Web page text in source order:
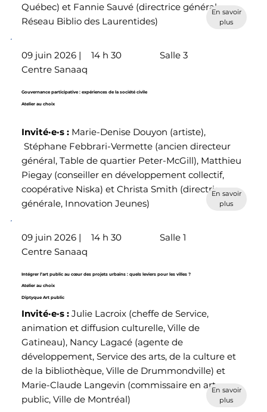
Québec) et Fannie Sauvé (directrice générale,
Réseau Biblio des Laurentides)
En savoir
plus
Gouvernance participative : expériences de la société civile
Atelier au choix
14 h 30
09 juin 2026 |
Centre Sanaaq
Salle 3
Invité·e·s :Marie-Denise Douyon (artiste),
Stéphane Febbrari-Vermette (ancien directeur
général, Table de quartier Peter-McGill), Matthieu
Piegay (conseiller en développement collectif,
coopérative Niska) et Christa Smith (directrice
générale, Innovation Jeunes)
En savoir
plus
Intégrer l’art public au cœur des projets urbains : quels leviers pour les villes ?
Atelier au choix
Diptyque Art public
14 h 30
09 juin 2026 |
Centre Sanaaq
Salle 1
Invité·e·s :Julie Lacroix (cheffe de Service,
animation et diffusion culturelle, Ville de
Gatineau), Nancy Lagacé (agente de
développement, Service des arts, de la culture et
de la bibliothèque, Ville de Drummondville) et
Marie-Claude Langevin (commissaire en art
public, Ville de Montréal)
En savoir
plus